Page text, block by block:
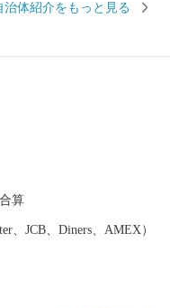
どなど、を楽しみなが
気軽に山歩きができる
山、大谷山、遠見山から
おります。
治体紹介をもっと見る
算
、JCB、Diners、AMEX）